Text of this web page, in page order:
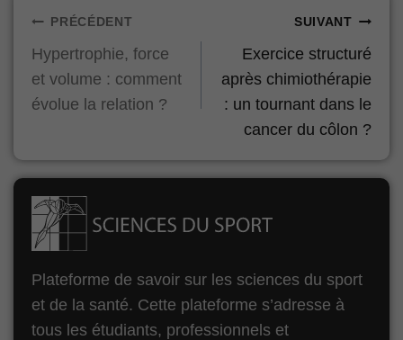
Navigation
de
l’article
PRÉCÉDENT
Hypertrophie, force
et volume : comment
évolue la relation ?
SUIVANT
Exercice structuré
après chimiothérapie
: un tournant dans le
cancer du côlon ?
Plateforme de savoir sur les sciences du sport
et de la santé. Cette plateforme s’adresse à
tous les étudiants, professionnels et